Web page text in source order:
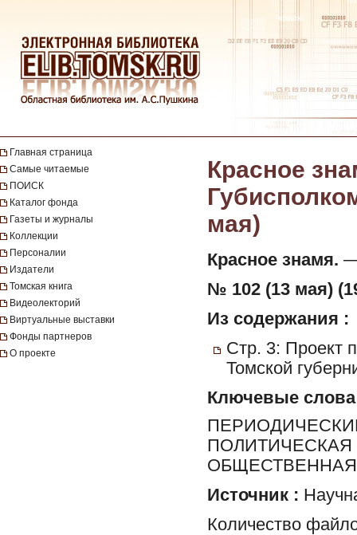
Главная страница
Самые читаемые
ПОИСК
Каталог фонда
Газеты и журналы
Коллекции
Персоналии
Издатели
Томская книга
Видеолекторий
Виртуальные выставки
Фонды партнеров
О проекте
Красное
мая)
Красное знамя. —
№ 102 (13 мая)
Из содержания :
Стр. 3: Проект
Томской
Ключевые слова
Источник :
Количество